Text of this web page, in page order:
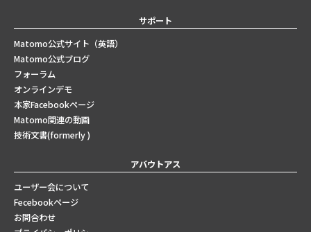
サポート
Matomo公式サイト（英語）
Matomo公式ブログ
フォーラム
オンラインデモ
本家Facebookページ
Matomo関連の動画
技術文書(formerly )
アバウトアス
ユーザー会について
Fecebookページ
お問合わせ